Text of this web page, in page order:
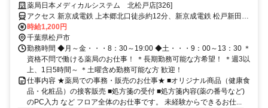
合わせた働き方が可能です！
薬局日本メディカルシステム 北松戸店[326]
アクセス 新京成電鉄 上本郷北口徒歩約12分、新京成電鉄 松戸新田北
口徒歩約12分、ＪＲ常磐線/東京メトロ千代田線 北松戸東口徒歩約13
分
時給1,200円
千葉県松戸市
勤務時間 ◆月～金・・・8：30～19:00 ◆土・・・9：00～13：30 ＊
資格不問で働ける薬局のお仕事！ ＊長期勤務可能な方希望！ ＊週3以
上、1日5時間～ ＊土曜含め勤務可能な方 歓迎！
仕事内容 ★薬局での事務・販売のお仕事★ ■オリジナル商品（健康食
品・化粧品）の接客販売 ■処方箋の受付 ■処方箋内容(薬の番号など)
のPC入力 など フロア全体のお仕事です。 未経験からできるお仕...